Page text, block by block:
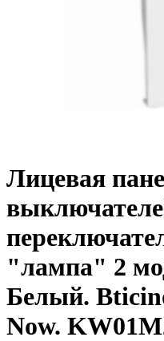
Лицевая
"лампа" 2
Белый.
Now.